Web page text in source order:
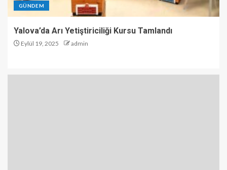
GÜNDEM
Yalova’da Arı Yetiştiriciliği Kursu Tamlandı
Eylül 19, 2025 admin